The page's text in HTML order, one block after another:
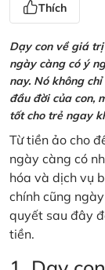
Thích
Dạy con về giá
ngày càng có ý
nay. Nó không
đầu đời của con,
tốt cho trẻ ngay
Từ tiền ảo cho
ngày càng có
hóa và dịch vụ
chính cũng
quyết sau đây
tiền.